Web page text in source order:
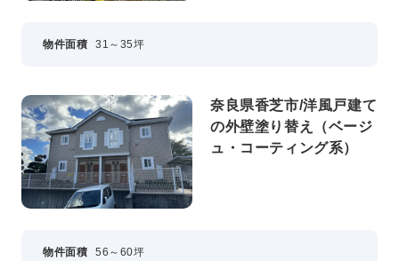
物件面積 31～35坪
奈良県香芝市/洋風戸建て
の外壁塗り替え（ベージ
ュ・コーティング系）
物件面積 56～60坪